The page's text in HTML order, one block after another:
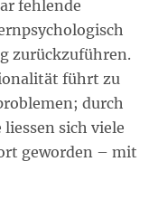
fehlende
zurückzuführen.
führt zu
durch
sich viele
geworden – mit